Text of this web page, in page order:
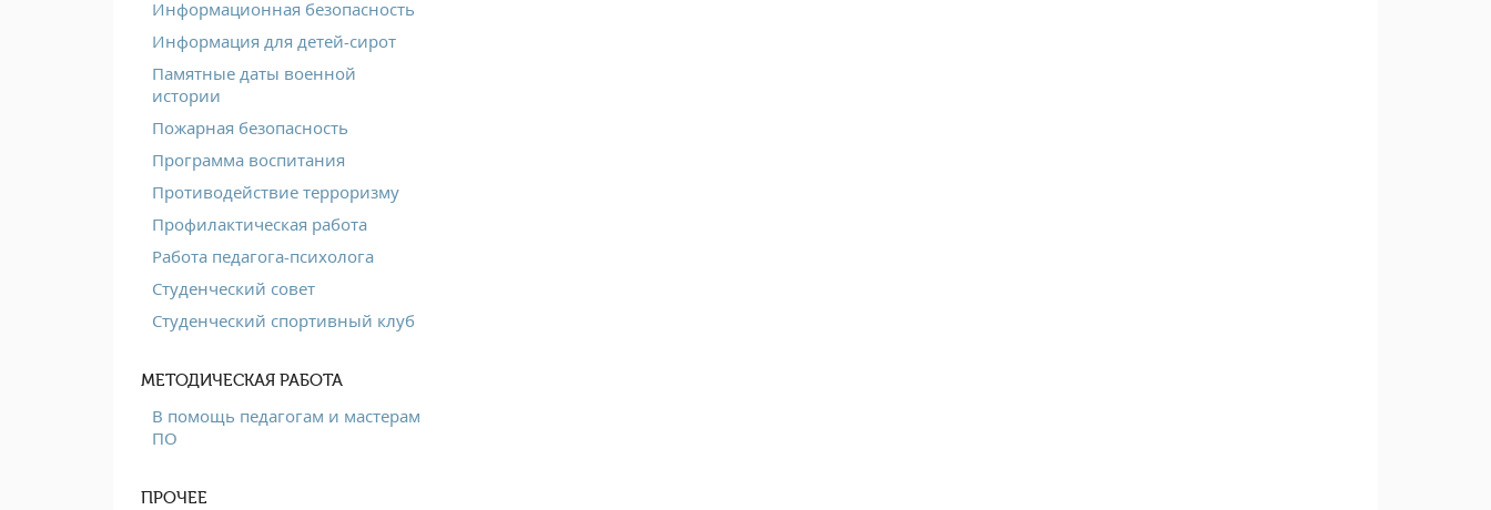
Информационная безопасность
Информация для детей-сирот
Памятные даты военной
истории
Пожарная безопасность
Программа воспитания
Противодействие терроризму
Профилактическая работа
Работа педагога-психолога
Студенческий совет
Студенческий спортивный клуб
МЕТОДИЧЕСКАЯ РАБОТА
В помощь педагогам и мастерам
ПО
ПРОЧЕЕ